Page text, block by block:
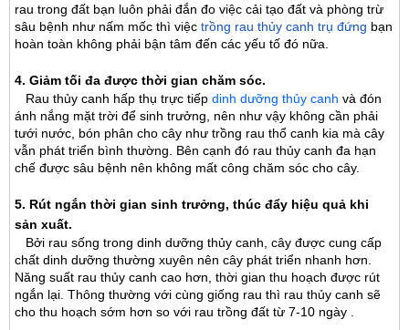
rau trong đất bạn luôn phải đắn đo việc cải tạo đất và phòng trừ
sâu bệnh như nấm mốc thì việc trồng rau thủy canh trụ đứng bạn
hoàn toàn không phải bận tâm đến các yếu tố đó nữa.
4. Giảm tối đa được thời gian chăm sóc.
Rau thủy canh hấp thụ trực tiếp dinh dưỡng thủy canh và đón
ánh nắng mặt trời để sinh trưởng, nên như vậy không cần phải
tưới nước, bón phân cho cây như trồng rau thổ canh kia mà cây
vẫn phát triển bình thường. Bên cạnh đó rau thủy canh đa hạn
chế được sâu bệnh nên không mất công chăm sóc cho cây.
5. Rút ngắn thời gian sinh trưởng, thúc đẩy hiệu quả khi
sản xuất.
Bởi rau sống trong dinh dưỡng thủy canh, cây được cung cấp
chất dinh dưỡng thường xuyên nên cây phát triển nhanh hơn.
Năng suất rau thủy canh cao hơn, thời gian thu hoạch được rút
ngắn lại. Thông thường với cùng giống rau thì rau thủy canh sẽ
cho thu hoạch sớm hơn so với rau trồng đất từ 7-10 ngày .